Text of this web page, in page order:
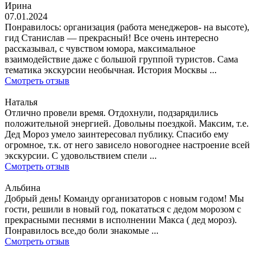
Ирина
07.01.2024
Понравилось: организация (работа менеджеров- на высоте),
гид Станислав — прекрасный! Все очень интересно
рассказывал, с чувством юмора, максимальное
взаимодействие даже с большой группой туристов. Сама
тематика экскурсии необычная. История Москвы ...
Смотреть отзыв
Наталья
Отлично провели время. Отдохнули, подзарядились
положительной энергией. Довольны поездкой. Максим, т.е.
Дед Мороз умело заинтересовал публику. Спасибо ему
огромное, т.к. от него зависело новогоднее настроение всей
экскурсии. С удовольствием спели ...
Смотреть отзыв
Альбина
Добрый день! Команду организаторов с новым годом! Мы
гости, решили в новый год, покататься с дедом морозом с
прекрасными песнями в исполнении Макса ( дед мороз).
Понравилось все,до боли знакомые ...
Смотреть отзыв